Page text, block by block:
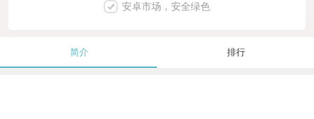
安卓市场，安全绿色
简介 排行